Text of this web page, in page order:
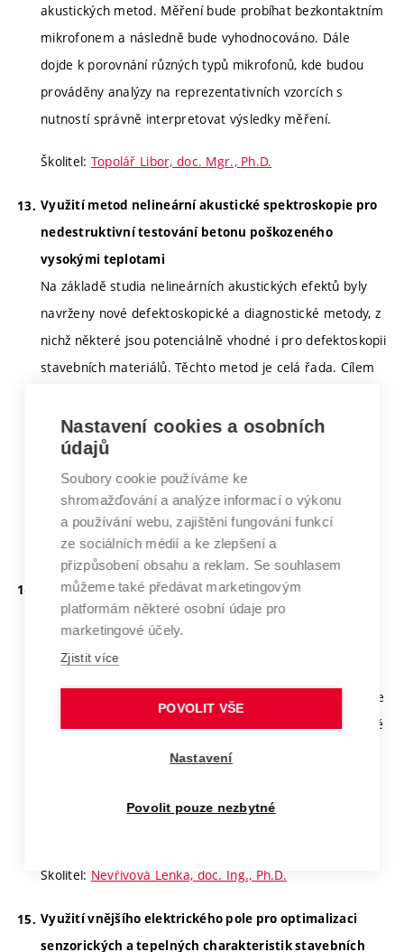
akustických metod. Měření bude probíhat bezkontaktním
mikrofonem a následně bude vyhodnocováno. Dále
dojde k porovnání různých typů mikrofonů, kde budou
prováděny analýzy na reprezentativních vzorcích s
nutností správně interpretovat výsledky měření.
Školitel: Topolář Libor, doc. Mgr., Ph.D.
Využití metod nelineární akustické spektroskopie pro
nedestruktivní testování betonu poškozeného
vysokými teplotami
Na základě studia nelineárních akustických efektů byly
navrženy nové defektoskopické a diagnostické metody, z
nichž některé jsou potenciálně vhodné i pro defektoskopii
stavebních materiálů. Těchto metod je celá řada. Cílem
spektroskopie, sestavení měřící aparatury a
experimentální ověření jejich použitelnosti pro
nedestruktivní testování betonu poškozeného vysokými
teplotami.
Školitel:Matysík Michal, Ing., Ph.D.
Využití metody sol-gel při přípravě keramických
tepelně izolačních materiálů.
Pod pojmem „sol-gel“ rozumíme skupinu postupů
přípravy oxidických a příbuzných materiálů, jejichž
společnými znaky jsou homogenizace výchozích složek ve
formě koloidního roztoku, jejich převod na sol a následně
na gel při zachování jejich homogenity. Cílem práce je
keramickém průmyslu. Testování potenciálu metody při
Školitel: Nevřivová Lenka, doc. Ing., Ph.D.
Využití vnějšího elektrického pole pro optimalizaci
senzorických a tepelných charakteristik stavebních
Nastavení cookies a osobních
údajů
Soubory cookie používáme ke
shromažďování a analýze informací o výkonu
a používání webu, zajištění fungování funkcí
ze sociálních médií a ke zlepšení a
přizpůsobení obsahu a reklam. Se souhlasem
můžeme také předávat marketingovým
platformám některé osobní údaje pro
marketingové účely.
Zjistit více
POVOLIT VŠE
Nastavení
Povolit pouze nezbytné